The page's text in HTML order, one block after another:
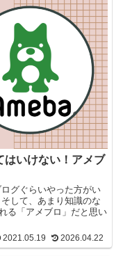
はいけない！アメブ
グぐらいやった方がい
して、あまり知識のな
る「アメブロ」だと思い
2021.05.19 2026.04.22